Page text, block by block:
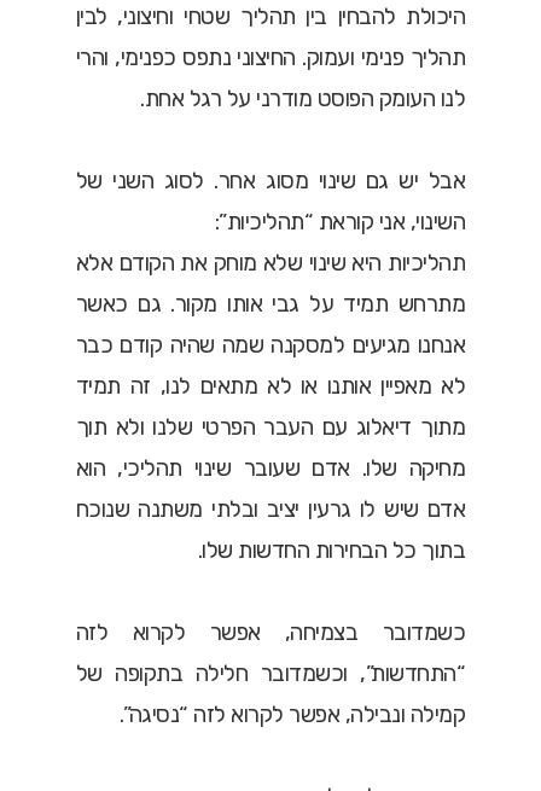
היכולת להבחין בין תהליך שטחי וחיצוני, לבין
תהליך פנימי ועמוק. החיצוני נתפס כפנימי, והרי
לנו העומק הפוסט מודרני על רגל אחת.
אבל יש גם שינוי מסוג אחר. לסוג השני של
השינוי, אני קוראת “תהליכיות”:
תהליכיות היא שינוי שלא מוחק את הקודם אלא
מתרחש תמיד על גבי אותו מקור. גם כאשר
אנחנו מגיעים למסקנה שמה שהיה קודם כבר
לא מאפיין אותנו או לא מתאים לנו, זה תמיד
מתוך דיאלוג עם העבר הפרטי שלנו ולא תוך
מחיקה שלו. אדם שעובר שינוי תהליכי, הוא
אדם שיש לו גרעין יציב ובלתי משתנה שנוכח
בתוך כל הבחירות החדשות שלו.
כשמדובר בצמיחה, אפשר לקרוא לזה
“התחדשות”, וכשמדובר חלילה בתקופה של
קמילה ונבילה, אפשר לקרוא לזה “נסיגה”.